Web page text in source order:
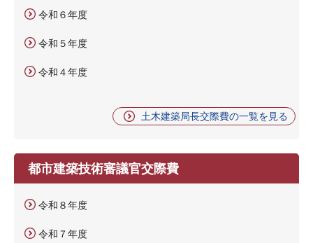
令和６年度
令和５年度
令和４年度
土木建築局長交際費の一覧を見る
都市建築技術審議官交際費
令和８年度
令和７年度